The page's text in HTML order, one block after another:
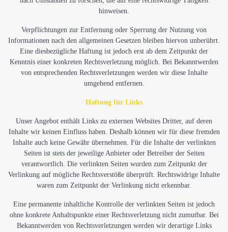
hinweisen.
Verpflichtungen zur Entfernung oder Sperrung der Nutzung von
Informationen nach den allgemeinen Gesetzen bleiben hiervon unberührt.
Eine diesbezügliche Haftung ist jedoch erst ab dem Zeitpunkt der
Kenntnis einer konkreten Rechtsverletzung möglich. Bei Bekanntwerden
von entsprechenden Rechtsverletzungen werden wir diese Inhalte
umgehend entfernen.
Haftung für Links
Unser Angebot enthält Links zu externen Websites Dritter, auf deren
Inhalte wir keinen Einfluss haben. Deshalb können wir für diese fremden
Inhalte auch keine Gewähr übernehmen. Für die Inhalte der verlinkten
Seiten ist stets der jeweilige Anbieter oder Betreiber der Seiten
verantwortlich. Die verlinkten Seiten wurden zum Zeitpunkt der
Verlinkung auf mögliche Rechtsverstöße überprüft. Rechtswidrige Inhalte
waren zum Zeitpunkt der Verlinkung nicht erkennbar.
Eine permanente inhaltliche Kontrolle der verlinkten Seiten ist jedoch
ohne konkrete Anhaltspunkte einer Rechtsverletzung nicht zumutbar. Bei
Bekanntwerden von Rechtsverletzungen werden wir derartige Links